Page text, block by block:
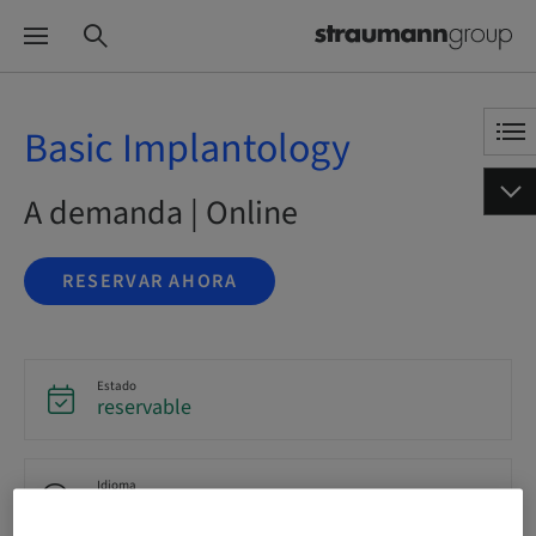
Basic Implantology
A demanda | Online
RESERVAR AHORA
Estado
reservable
Idioma